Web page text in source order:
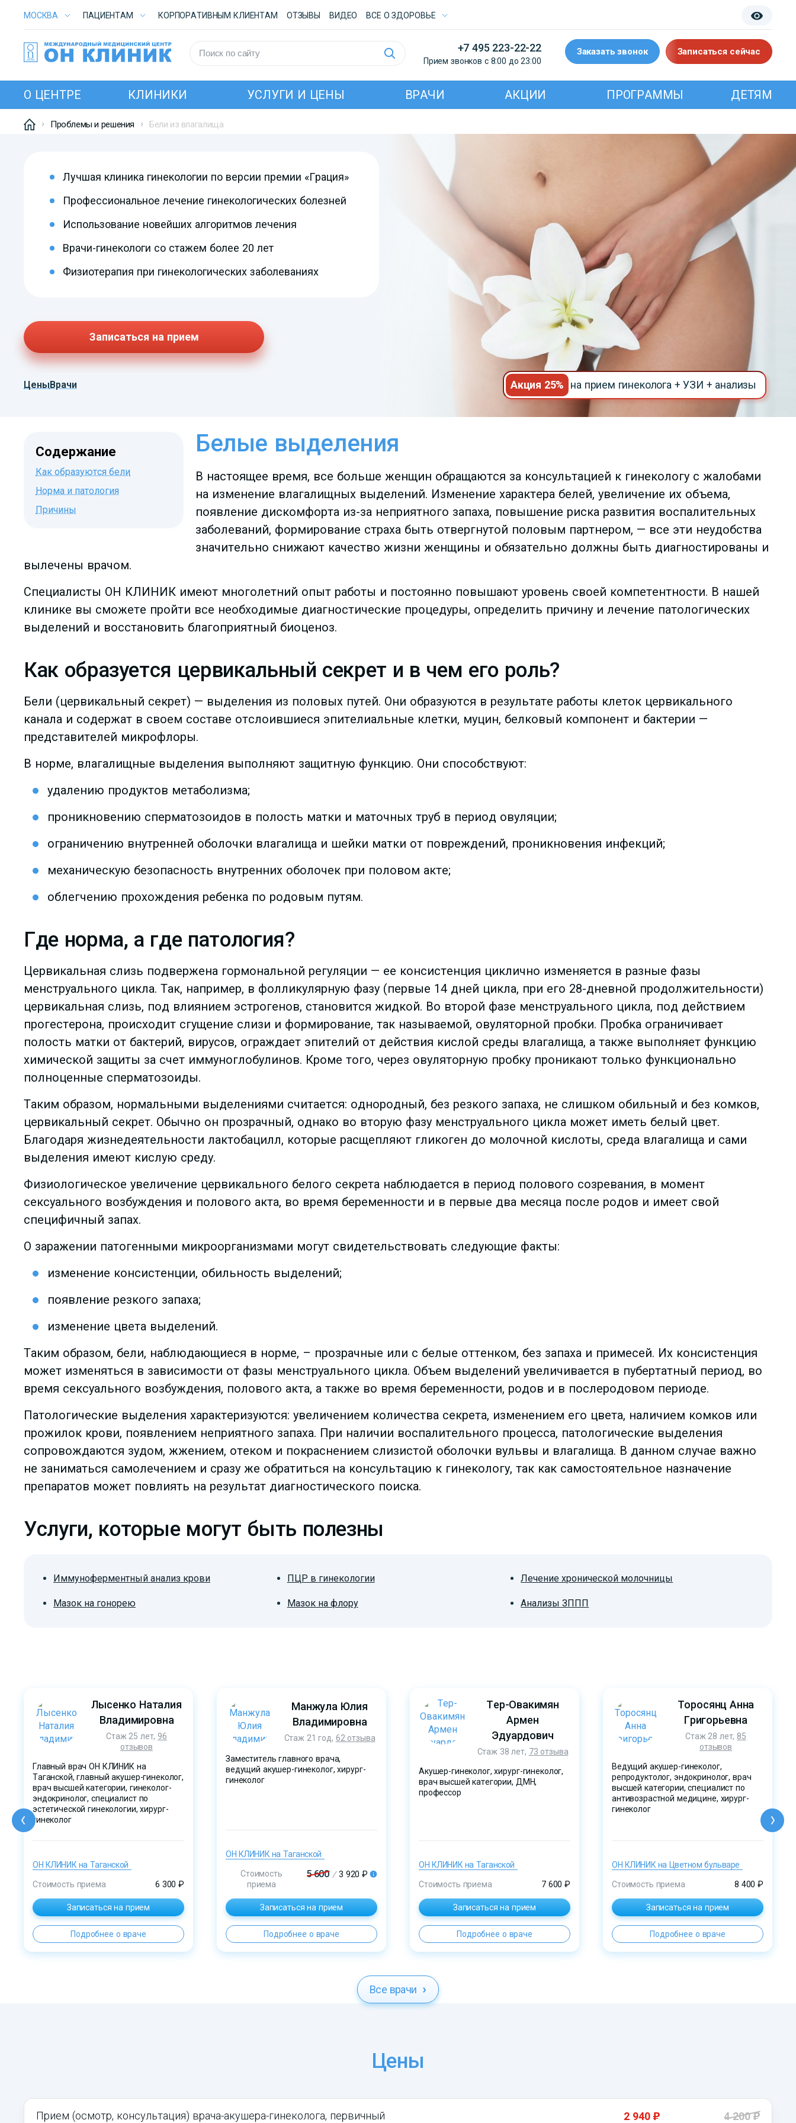
МОСКВА ПАЦИЕНТАМ КОРПОРАТИВНЫМ КЛИЕНТАМ ОТЗЫВЫ ВИДЕО ВСE О ЗДОРОВЬЕ
+7 495 223-22-22
Прием звонков с 8:00 до 23:00
Заказать звонок Записаться сейчас
О ЦЕНТРЕ КЛИНИКИ УСЛУГИ И ЦЕНЫ ВРАЧИ АКЦИИ ПРОГРАММЫ ДЕТЯМ
Проблемы и решения Бели из влагалища
Лучшая клиника гинекологии по версии премии «Грация»
Профессиональное лечение гинекологических болезней
Использование новейших алгоритмов лечения
Врачи-гинекологи со стажем более 20 лет
Физиотерапия при гинекологических заболеваниях
Записаться на прием
ЦеныВрачи Акция 25% на прием гинеколога + УЗИ + анализы
Содержание
Как образуются бели
Норма и патология
Причины
Белые выделения
В настоящее время, все больше женщин обращаются за консультацией к гинекологу с жалобами
на изменение влагалищных выделений. Изменение характера белей, увеличение их объема,
появление дискомфорта из-за неприятного запаха, повышение риска развития воспалительных
заболеваний, формирование страха быть отвергнутой половым партнером, — все эти неудобства
значительно снижают качество жизни женщины и обязательно должны быть диагностированы и
вылечены врачом.
Специалисты ОН КЛИНИК имеют многолетний опыт работы и постоянно повышают уровень своей компетентности. В нашей
клинике вы сможете пройти все необходимые диагностические процедуры, определить причину и лечение патологических
выделений и восстановить благоприятный биоценоз.
Как образуется цервикальный секрет и в чем его роль?
Бели (цервикальный секрет) — выделения из половых путей. Они образуются в результате работы клеток цервикального
канала и содержат в своем составе отслоившиеся эпителиальные клетки, муцин, белковый компонент и бактерии —
представителей микрофлоры.
В норме, влагалищные выделения выполняют защитную функцию. Они способствуют:
удалению продуктов метаболизма;
проникновению сперматозоидов в полость матки и маточных труб в период овуляции;
ограничению внутренней оболочки влагалища и шейки матки от повреждений, проникновения инфекций;
механическую безопасность внутренних оболочек при половом акте;
облегчению прохождения ребенка по родовым путям.
Где норма, а где патология?
Цервикальная слизь подвержена гормональной регуляции — ее консистенция циклично изменяется в разные фазы
менструального цикла. Так, например, в фолликулярную фазу (первые 14 дней цикла, при его 28-дневной продолжительности)
цервикальная слизь, под влиянием эстрогенов, становится жидкой. Во второй фазе менструального цикла, под действием
прогестерона, происходит сгущение слизи и формирование, так называемой, овуляторной пробки. Пробка ограничивает
полость матки от бактерий, вирусов, ограждает эпителий от действия кислой среды влагалища, а также выполняет функцию
химической защиты за счет иммуноглобулинов. Кроме того, через овуляторную пробку проникают только функционально
полноценные сперматозоиды.
Таким образом, нормальными выделениями считается: однородный, без резкого запаха, не слишком обильный и без комков,
цервикальный секрет. Обычно он прозрачный, однако во вторую фазу менструального цикла может иметь белый цвет.
Благодаря жизнедеятельности лактобацилл, которые расщепляют гликоген до молочной кислоты, среда влагалища и сами
выделения имеют кислую среду.
Физиологическое увеличение цервикального белого секрета наблюдается в период полового созревания, в момент
сексуального возбуждения и полового акта, во время беременности и в первые два месяца после родов и имеет свой
специфичный запах.
О заражении патогенными микроорганизмами могут свидетельствовать следующие факты:
изменение консистенции, обильность выделений;
появление резкого запаха;
изменение цвета выделений.
Таким образом, бели, наблюдающиеся в норме, – прозрачные или с белые оттенком, без запаха и примесей. Их консистенция
может изменяться в зависимости от фазы менструального цикла. Объем выделений увеличивается в пубертатный период, во
время сексуального возбуждения, полового акта, а также во время беременности, родов и в послеродовом периоде.
Патологические выделения характеризуются: увеличением количества секрета, изменением его цвета, наличием комков или
прожилок крови, появлением неприятного запаха. При наличии воспалительного процесса, патологические выделения
сопровождаются зудом, жжением, отеком и покраснением слизистой оболочки вульвы и влагалища. В данном случае важно
не заниматься самолечением и сразу же обратиться на консультацию к гинекологу, так как самостоятельное назначение
препаратов может повлиять на результат диагностического поиска.
Услуги, которые могут быть полезны
Иммуноферментный анализ крови ПЦР в гинекологии Лечение хронической молочницы
Мазок на гонорею Мазок на флору Анализы ЗППП
Лысенко Наталия
Владимировна
Стаж 25 лет, 96
отзывов
Главный врач ОН КЛИНИК на
Таганской, главный акушер-гинеколог,
врач высшей категории, гинеколог-
эндокринолог, специалист по
эстетической гинекологии, хирург-
гинеколог
ОН КЛИНИК на Таганской
Стоимость приема 6 300 ₽
Записаться на прием
Подробнее о враче
Манжула Юлия
Владимировна
Стаж 21 год, 62 отзыва
Заместитель главного врача,
ведущий акушер-гинеколог, хирург-
гинеколог
ОН КЛИНИК на Таганской
Стоимость
приема
5 600 / 3 920 ₽
Записаться на прием
Подробнее о враче
Тер-Овакимян
Армен
Эдуардович
Стаж 38 лет, 73 отзыва
Акушер-гинеколог, хирург-гинеколог,
врач высшей категории, ДМН,
профессор
ОН КЛИНИК на Таганской
Стоимость приема 7 600 ₽
Записаться на прием
Подробнее о враче
Торосянц Анна
Григорьевна
Стаж 28 лет, 85
отзывов
Ведущий акушер-гинеколог,
репродуктолог, эндокринолог, врач
высшей категории, специалист по
антивозрастной медицине, хирург-
гинеколог
ОН КЛИНИК на Цветном бульваре
Стоимость приема 8 400 ₽
Записаться на прием
Подробнее о враче
Все врачи
Цены
Прием (осмотр, консультация) врача-акушера-гинеколога, первичный 2 940) 4 200)